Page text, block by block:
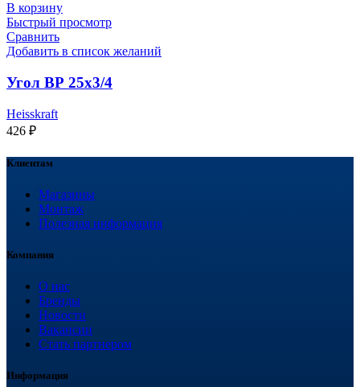
В корзину
Быстрый просмотр
Сравнить
Добавить в список желаний
Угол ВР 25х3/4
Heisskraft
426 ₽
Клиентам
Магазины
Монтаж
Полезная информация
Компания
О нас
Бренды
Новости
Вакансии
Стать партнером
Информация